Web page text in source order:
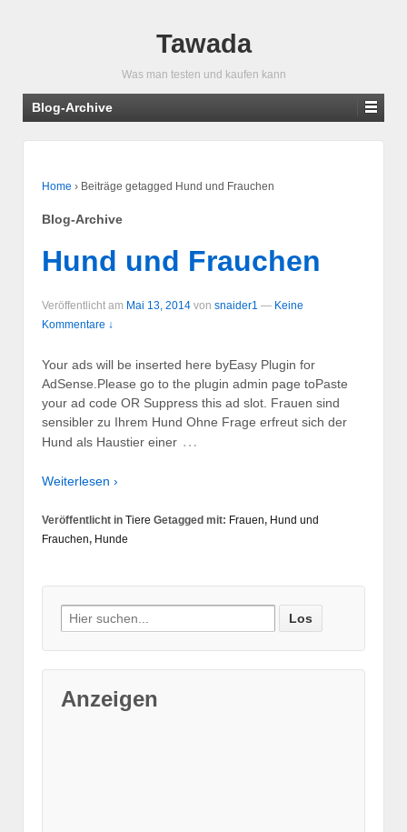
Tawada
Was man testen und kaufen kann
Blog-Archive
Home › Beiträge getagged Hund und Frauchen
Blog-Archive
Hund und Frauchen
Veröffentlicht am Mai 13, 2014 von snaider1 — Keine
Kommentare ↓
Your ads will be inserted here byEasy Plugin for
AdSense.Please go to the plugin admin page toPaste
your ad code OR Suppress this ad slot. Frauen sind
sensibler zu Ihrem Hund Ohne Frage erfreut sich der
Hund als Haustier einer …
Weiterlesen ›
Veröffentlicht in Tiere Getagged mit: Frauen, Hund und
Frauchen, Hunde
Suche nach:
Anzeigen